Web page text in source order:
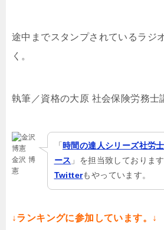
途中までスタンプされているラジ
く。
執筆／資格の大原 社会保険労務士
金沢 博
憲
「 時間の達人シリーズ社労
ース 」を担当致しております
Twitterもやっています。
↓ランキングに参加しています。↓